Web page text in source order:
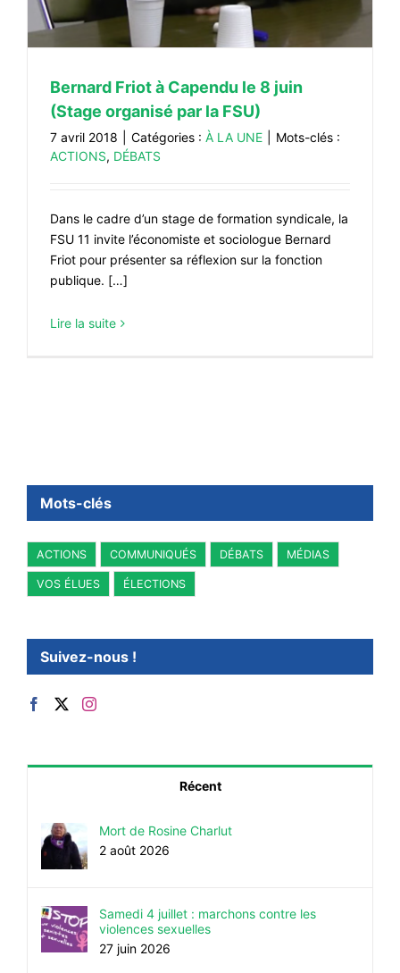
Bernard Friot à Capendu le 8 juin
(Stage organisé par la FSU)
7 avril 2018 Catégories : À LA UNE
Mots-clés :
ACTIONS, DÉBATS
Dans le cadre d’un stage de formation syndicale, la
FSU 11 invite l’économiste et sociologue Bernard
Friot pour présenter sa réflexion sur la fonction
publique. […]
Lire la suite
Mots-clés
ACTIONS COMMUNIQUÉS DÉBATS MÉDIAS
VOS ÉLUES ÉLECTIONS
Suivez-nous !
Récent
Mort de Rosine Charlut
2 août 2026
Samedi 4 juillet : marchons contre les
violences sexuelles
27 juin 2026